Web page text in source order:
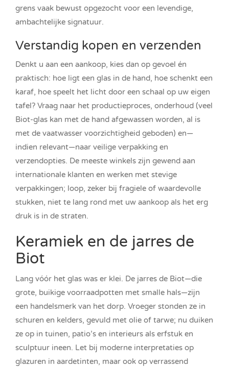
grens vaak bewust opgezocht voor een levendige,
ambachtelijke signatuur.
Verstandig kopen en verzenden
Denkt u aan een aankoop, kies dan op gevoel én
praktisch: hoe ligt een glas in de hand, hoe schenkt een
karaf, hoe speelt het licht door een schaal op uw eigen
tafel? Vraag naar het productieproces, onderhoud (veel
Biot-glas kan met de hand afgewassen worden, al is
met de vaatwasser voorzichtigheid geboden) en—
indien relevant—naar veilige verpakking en
verzendopties. De meeste winkels zijn gewend aan
internationale klanten en werken met stevige
verpakkingen; loop, zeker bij fragiele of waardevolle
stukken, niet te lang rond met uw aankoop als het erg
druk is in de straten.
Keramiek en de jarres de
Biot
Lang vóór het glas was er klei. De jarres de Biot—die
grote, buikige voorraadpotten met smalle hals—zijn
een handelsmerk van het dorp. Vroeger stonden ze in
schuren en kelders, gevuld met olie of tarwe; nu duiken
ze op in tuinen, patio’s en interieurs als erfstuk en
sculptuur ineen. Let bij moderne interpretaties op
glazuren in aardetinten, maar ook op verrassend